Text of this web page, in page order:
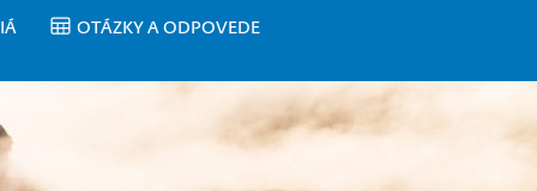
OTÁZKY A ODPOVEDE